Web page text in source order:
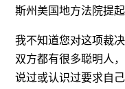
斯州美国地方法院提
我不知道您对这项裁
双方都有很多聪明人
说过或认识过要求自